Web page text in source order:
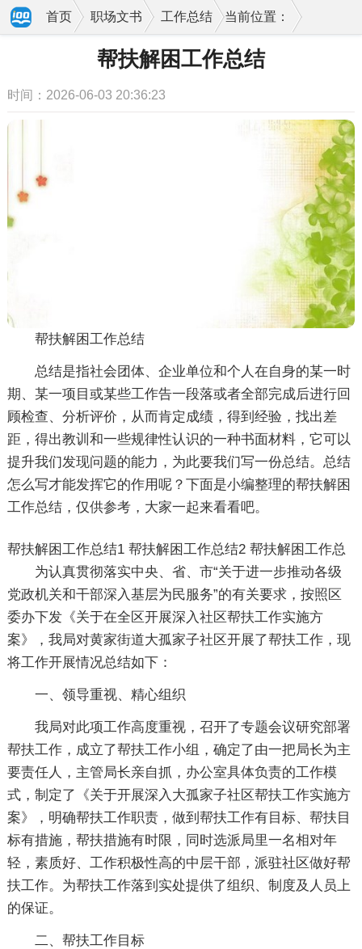
当前位置：
首页 职场文书 工作总结
帮扶解困工作总结
时间：2026-06-03 20:36:23
帮扶解困工作总结
总结是指社会团体、企业单位和个人在自身的某一时
期、某一项目或某些工作告一段落或者全部完成后进行回
顾检查、分析评价，从而肯定成绩，得到经验，找出差
距，得出教训和一些规律性认识的一种书面材料，它可以
提升我们发现问题的能力，为此要我们写一份总结。总结
怎么写才能发挥它的作用呢？下面是小编整理的帮扶解困
工作总结，仅供参考，大家一起来看看吧。
帮扶解困工作总结1
为认真贯彻落实中央、省、市“关于进一步推动各级
党政机关和干部深入基层为民服务”的有关要求，按照区
委办下发《关于在全区开展深入社区帮扶工作实施方
案》，我局对黄家街道大孤家子社区开展了帮扶工作，现
将工作开展情况总结如下：
一、领导重视、精心组织
我局对此项工作高度重视，召开了专题会议研究部署
帮扶工作，成立了帮扶工作小组，确定了由一把局长为主
要责任人，主管局长亲自抓，办公室具体负责的工作模
式，制定了《关于开展深入大孤家子社区帮扶工作实施方
案》，明确帮扶工作职责，做到帮扶工作有目标、帮扶目
标有措施，帮扶措施有时限，同时选派局里一名相对年
轻，素质好、工作积极性高的中层干部，派驻社区做好帮
扶工作。为帮扶工作落到实处提供了组织、制度及人员上
的保证。
二、帮扶工作目标
帮扶解困工作总结2 帮扶解困工作总